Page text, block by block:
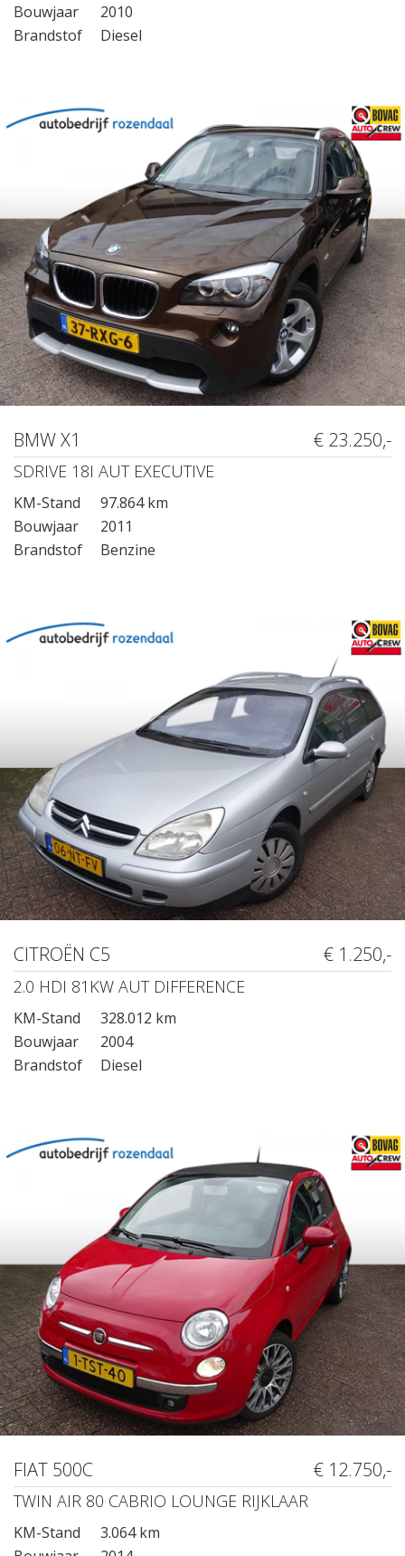
Bouwjaar
2010
Brandstof
Diesel
BMW X1 € 23.250,-
SDRIVE 18I AUT EXECUTIVE
KM-Stand
97.864 km
Bouwjaar
2011
Brandstof
Benzine
CITROËN C5 € 1.250,-
2.0 HDI 81KW AUT DIFFERENCE
KM-Stand
328.012 km
Bouwjaar
2004
Brandstof
Diesel
FIAT 500C € 12.750,-
TWIN AIR 80 CABRIO LOUNGE RIJKLAAR
KM-Stand
3.064 km